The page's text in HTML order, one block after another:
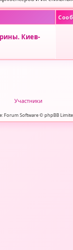
Киев-
Участники
Forum Software © phpBB